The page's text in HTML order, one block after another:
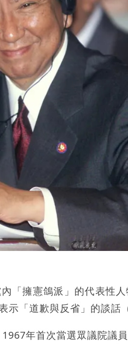
「擁憲鴿派」的代表性
「道歉與反省」的談話
年首次當選眾議院議